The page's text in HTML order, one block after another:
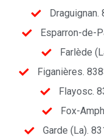
Draguignan.
Esparron-de-
Farlède
Figanières.
Flayosc.
Fox-
Garde (La).